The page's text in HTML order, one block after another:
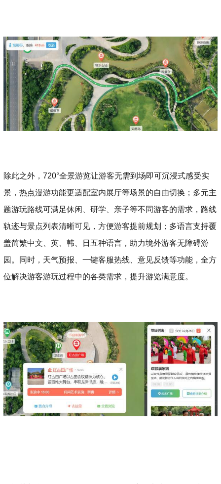
除此之外，720°全景游览让游客无需到场即可沉浸式感受实
景，热点漫游功能更适配室内展厅等场景的自由切换；多元主
题游玩路线可满足休闲、研学、亲子等不同游客的需求，路线
轨迹与景点列表清晰可见，方便游客提前规划；多语言支持覆
盖简繁中文、英、韩、日五种语言，助力境外游客无障碍游
园。同时，天气预报、一键客服热线、意见反馈等功能，全方
位解决游客游玩过程中的各类需求，提升游览满意度。